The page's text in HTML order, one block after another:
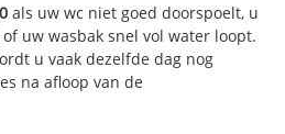
als uw wc niet goed doorspoelt, u
uw wasbak snel vol water loopt.
u vaak dezelfde dag nog
na afloop van de